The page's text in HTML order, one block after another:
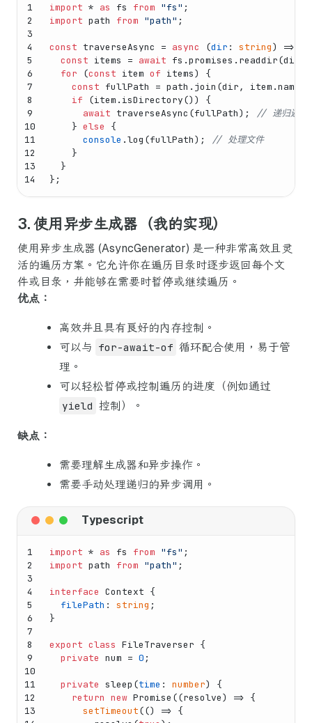
1
2
3
4
5
6
7
8
9
10
11
12
13
14
import * as fs from "fs" ;
import path from "path" ;
const traverseAsync = async (dir : string) => {
const items = await fs.promises . readdir
for (const item of items) {
const fullPath = path. join (dir, item.name
if (item. isDirectory()) {
await traverseAsync (fullPath);
// 递归遍历
    }
else
{
console .log (fullPath);
// 处理文件
    }
  }
};
3. 使用异步生成器（我的实现）
使用异步生成器 (AsyncGenerator) 是一种非常高效且灵
活的遍历方案。它允许你在遍历目录时逐步返回每个文
件或目录，并能够在需要时暂停或继续遍历。
优点：
高效并且具有良好的内存控制。
可以与 for-await-of 循环配合使用，易于管
理。
可以轻松暂停或控制遍历的进度（例如通过
yield 控制）。
缺点：
需要理解生成器和异步操作。
需要手动处理递归的异步调用。
1
2
3
4
5
6
7
8
9
10
11
12
13
import * as fs from "fs" ;
import path from "path" ;
interface Context {
filePath : string ;
}
export class FileTraverser {
private num = 0 ;
private sleep (time : number) {
return
new Promise ((resolve) => {
setTimeout(() => {